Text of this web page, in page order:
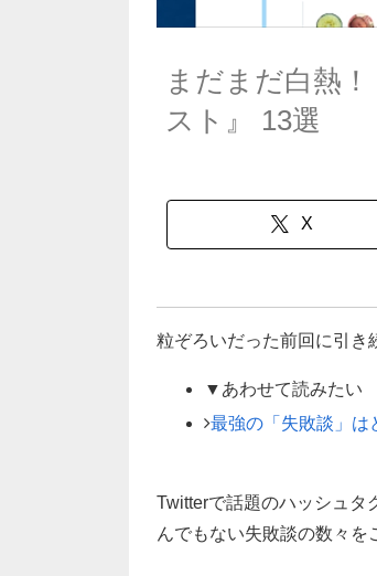
まだまだ白熱
スト』 13選
X
粒ぞろいだった前回に引き
▼あわせて読みたい
最強の「失敗談」は
Twitterで話題のハッシュタ
んでもない失敗談の数々を